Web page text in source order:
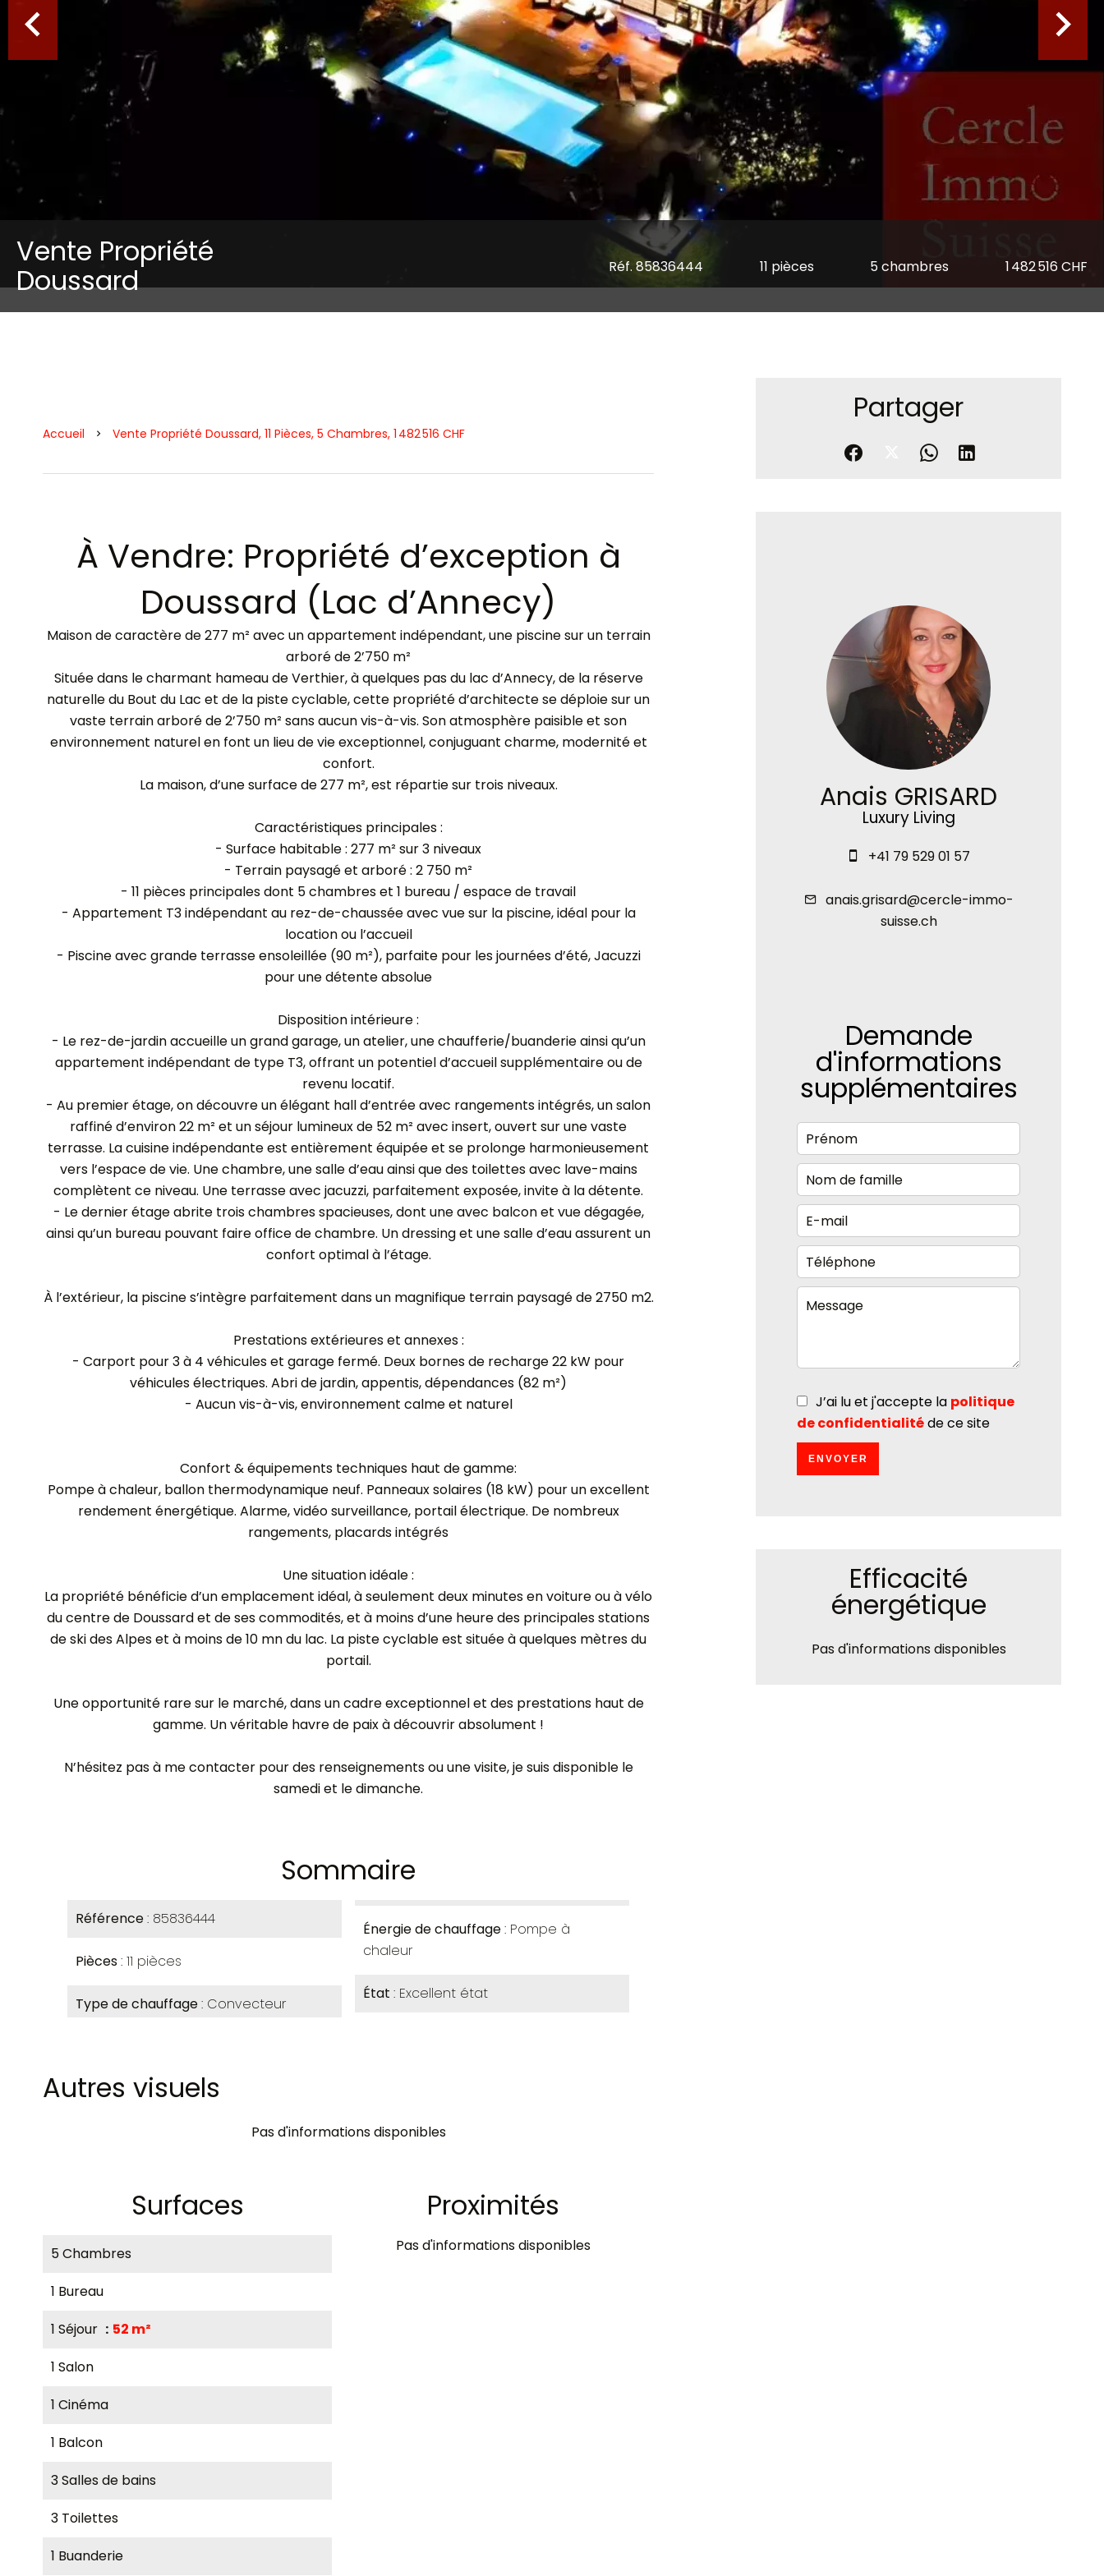
Vente Propriété
Doussard
Réf. 85836444 11 pièces 5 chambres 1 482 516 CHF
Accueil Vente Propriété Doussard, 11 Pièces, 5 Chambres, 1 482 516 CHF
À Vendre: Propriété d’exception à
Doussard (Lac d’Annecy)
Maison de caractère de 277 m² avec un appartement indépendant, une piscine sur un terrain
arboré de 2’750 m²
Située dans le charmant hameau de Verthier, à quelques pas du lac d’Annecy, de la réserve
naturelle du Bout du Lac et de la piste cyclable, cette propriété d’architecte se déploie sur un
vaste terrain arboré de 2’750 m² sans aucun vis-à-vis. Son atmosphère paisible et son
environnement naturel en font un lieu de vie exceptionnel, conjuguant charme, modernité et
confort.
La maison, d’une surface de 277 m², est répartie sur trois niveaux.
Caractéristiques principales :
- Surface habitable : 277 m² sur 3 niveaux
- Terrain paysagé et arboré : 2 750 m²
- 11 pièces principales dont 5 chambres et 1 bureau / espace de travail
- Appartement T3 indépendant au rez-de-chaussée avec vue sur la piscine, idéal pour la
location ou l’accueil
- Piscine avec grande terrasse ensoleillée (90 m²), parfaite pour les journées d’été, Jacuzzi
pour une détente absolue
Disposition intérieure :
- Le rez-de-jardin accueille un grand garage, un atelier, une chaufferie/buanderie ainsi qu’un
appartement indépendant de type T3, offrant un potentiel d’accueil supplémentaire ou de
revenu locatif.
- Au premier étage, on découvre un élégant hall d’entrée avec rangements intégrés, un salon
raffiné d’environ 22 m² et un séjour lumineux de 52 m² avec insert, ouvert sur une vaste
terrasse. La cuisine indépendante est entièrement équipée et se prolonge harmonieusement
vers l’espace de vie. Une chambre, une salle d’eau ainsi que des toilettes avec lave-mains
complètent ce niveau. Une terrasse avec jacuzzi, parfaitement exposée, invite à la détente.
- Le dernier étage abrite trois chambres spacieuses, dont une avec balcon et vue dégagée,
ainsi qu’un bureau pouvant faire office de chambre. Un dressing et une salle d’eau assurent un
confort optimal à l’étage.
À l’extérieur, la piscine s’intègre parfaitement dans un magnifique terrain paysagé de 2750 m2.
Prestations extérieures et annexes :
- Carport pour 3 à 4 véhicules et garage fermé. Deux bornes de recharge 22 kW pour
véhicules électriques. Abri de jardin, appentis, dépendances (82 m²)
- Aucun vis-à-vis, environnement calme et naturel
Confort & équipements techniques haut de gamme:
Pompe à chaleur, ballon thermodynamique neuf. Panneaux solaires (18 kW) pour un excellent
rendement énergétique. Alarme, vidéo surveillance, portail électrique. De nombreux
rangements, placards intégrés
Une situation idéale :
La propriété bénéficie d’un emplacement idéal, à seulement deux minutes en voiture ou à vélo
du centre de Doussard et de ses commodités, et à moins d’une heure des principales stations
de ski des Alpes et à moins de 10 mn du lac. La piste cyclable est située à quelques mètres du
portail.
Une opportunité rare sur le marché, dans un cadre exceptionnel et des prestations haut de
gamme. Un véritable havre de paix à découvrir absolument !
N’hésitez pas à me contacter pour des renseignements ou une visite, je suis disponible le
samedi et le dimanche.
Sommaire
Référence 85836444
Pièces 11 pièces
Type de chauffage Convecteur
Énergie de chauffage Pompe à
chaleur
État Excellent état
Autres visuels
Pas d'informations disponibles
Surfaces
5 Chambres
1 Bureau
1 Séjour
52 m²
1 Salon
1 Cinéma
1 Balcon
3 Salles de bains
3 Toilettes
1 Buanderie
Proximités
Pas d'informations disponibles
Partager
Anais GRISARD
Luxury Living
+41 79 529 01 57
anais.grisard@cercle-immo-
suisse.ch
Demande
d'informations
supplémentaires
J’ai lu et j'accepte la politique
de confidentialitéde ce site
ENVOYER
Efficacité
énergétique
Pas d'informations disponibles